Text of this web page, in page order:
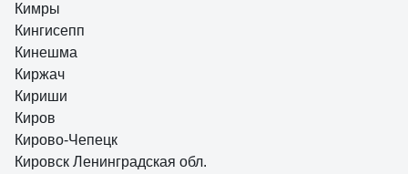
Кимры
Кингисепп
Кинешма
Киржач
Кириши
Киров
Кирово-Чепецк
Кировск Ленинградская обл.